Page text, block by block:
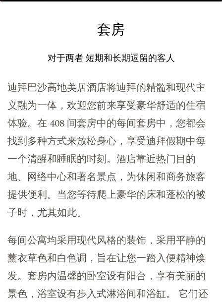
套房
对于两者 短期和长期逗留的客人
迪拜巴沙高地美居酒店将迪拜的精髓和现代主
义融为一体，欢迎您前来享受豪华舒适的住宿
体验。在 408 间套房中的每间套房中，您都会
找到多种方式来放松身心，享受迪拜假期中每
一个清醒和睡眠的时刻。酒店靠近热门目的
地、网络中心和著名景点，为休闲和商务旅客
提供便利。当您等待爬上豪华的床和蓬松的被
子时，尤其如此。
每间公寓均采用现代风格的装饰，采用平静的
薰衣草色和白色调，旨在让您一踏入便精神焕
发。套房内温馨的卧室设有阳台，享有美丽的
景色，浴室设有步入式淋浴间和浴缸。 它们还